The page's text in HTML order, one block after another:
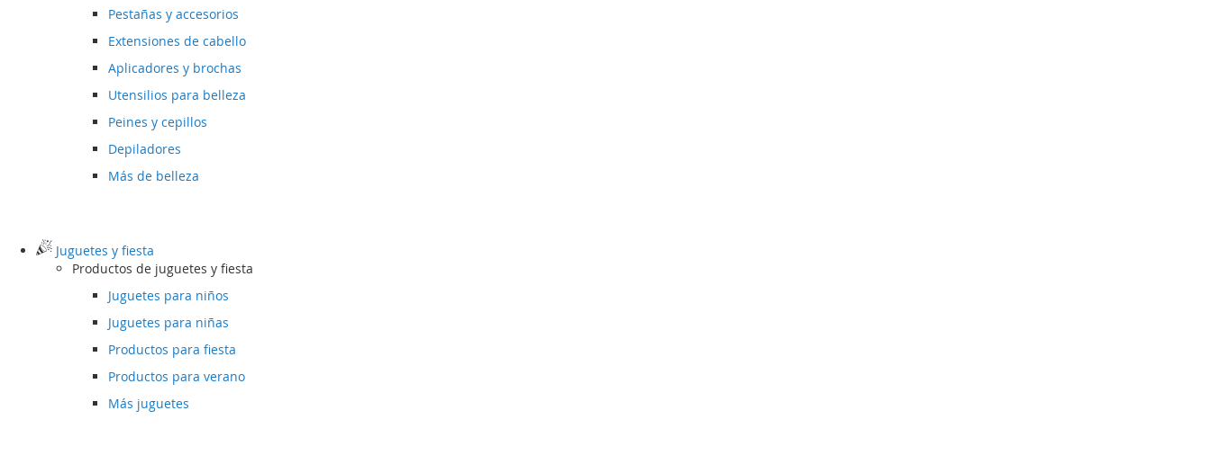
Pestañas y accesorios
Extensiones de cabello
Aplicadores y brochas
Utensilios para belleza
Peines y cepillos
Depiladores
Más de belleza
Juguetes y fiesta
Productos de juguetes y fiesta
Juguetes para niños
Juguetes para niñas
Productos para fiesta
Productos para verano
Más juguetes